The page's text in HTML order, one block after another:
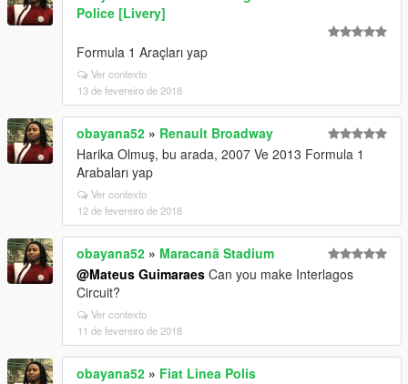
Police [Livery]
Formula 1 Araçları yap
Ver contexto
13 de fevereiro de 2018
obayana52 » Renault Broadway
Harika Olmuş, bu arada, 2007 Ve 2013 Formula 1
Arabaları yap
Ver contexto
12 de fevereiro de 2018
obayana52 » Maracanã Stadium
@Mateus Guimaraes Can you make Interlagos
Circuit?
Ver contexto
11 de fevereiro de 2018
obayana52 » Fiat Linea Polis